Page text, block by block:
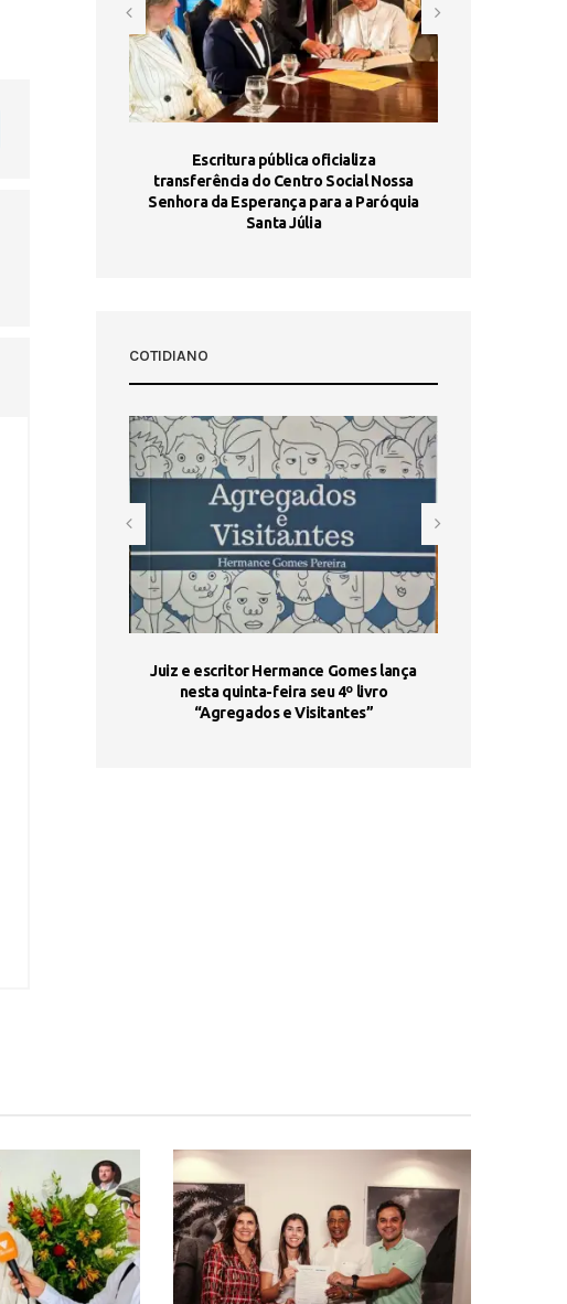
Escritura pública oficializa
transferência do Centro Social Nossa
Senhora da Esperança para a Paróquia
Santa Júlia
COTIDIANO
Juiz e escritor Hermance Gomes lança
nesta quinta-feira seu 4º livro
“Agregados e Visitantes”